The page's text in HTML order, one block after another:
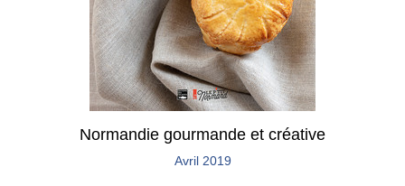
Normandie gourmande et créative
Avril 2019